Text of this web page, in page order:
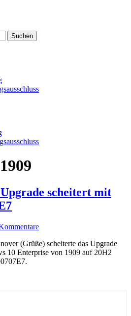
1909
scheitert mit
(Grüße) scheiterte das Upgrade
10 Enterprise von 1909 auf 20H2